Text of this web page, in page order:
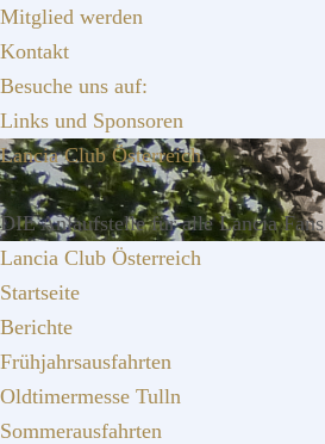
Zur
Hauptnavigation
springen
Zum
Inhalt
springen
Zur
Seitenspalte
springen
Mitglied werden
Kontakt
Besuche uns auf:
Links und Sponsoren
Lancia Club Österreich
DIE Anlaufstelle für alle Lancia Fans
Lancia Club Österreich
Startseite
Berichte
Frühjahrsausfahrten
Oldtimermesse Tulln
Sommerausfahrten